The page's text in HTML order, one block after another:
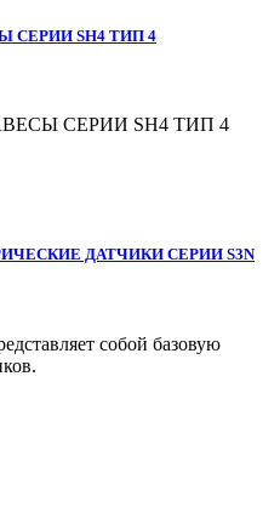
SH4 ТИП 4
СЕРИИ SH4 ТИП 4
ДАТЧИКИ СЕРИИ S3N
собой базовую